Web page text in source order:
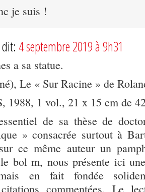
je suis !
4 septembre 2019 à 9h31
a sa statue.
Le « Sur Racine » de
1988, 1 vol., 21 x 15 cm de
de sa thèse de
» consacrée surtout à
ce même auteur un
bol m, nous présente ici
en fait fondée
citations commentées. Le